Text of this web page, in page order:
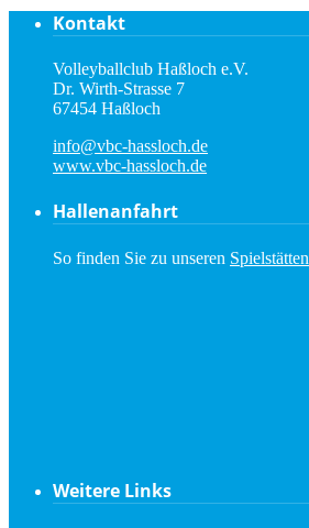
Kontakt
Volleyballclub Haßloch e.V.
Dr. Wirth-Strasse 7
67454 Haßloch
info@vbc-hassloch.de
www.vbc-hassloch.de
Hallenanfahrt
So finden Sie zu unseren Spielstätten
Weitere Links